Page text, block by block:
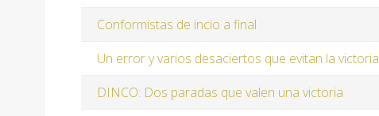
Conformistas de incio a final
Un error y varios desaciertos que evitan la victoria
DINCO: Dos paradas que valen una victoria